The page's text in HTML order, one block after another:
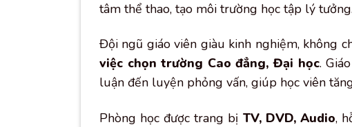
tâm thể thao, tạo môi trường học tập lý tưởng.
Đội ngũ giáo viên giàu kinh nghiệm, không
việc chọn trường Cao đẳng, Đại học.
luận đến luyện phỏng vấn, giúp học viên
Phòng học được trang bị TV, DVD, Audio,